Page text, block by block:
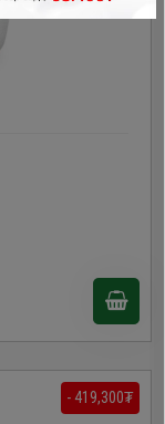
- 419,300₮